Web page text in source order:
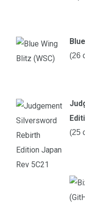
(26
(25